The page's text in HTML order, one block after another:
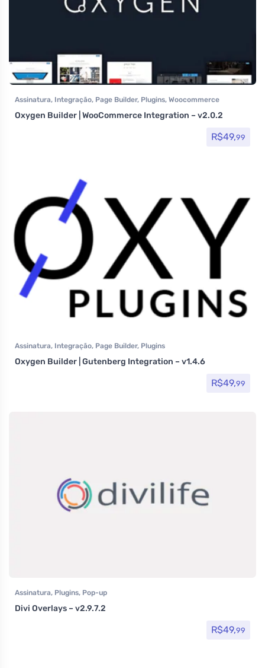
Assinatura, Integração, Page Builder, Plugins, Woocommerce
Oxygen Builder | WooCommerce Integration – v2.0.2
R$49,99
Assinatura, Integração, Page Builder, Plugins
Oxygen Builder | Gutenberg Integration – v1.4.6
R$49,99
Assinatura, Plugins, Pop-up
Divi Overlays – v2.9.7.2
R$49,99